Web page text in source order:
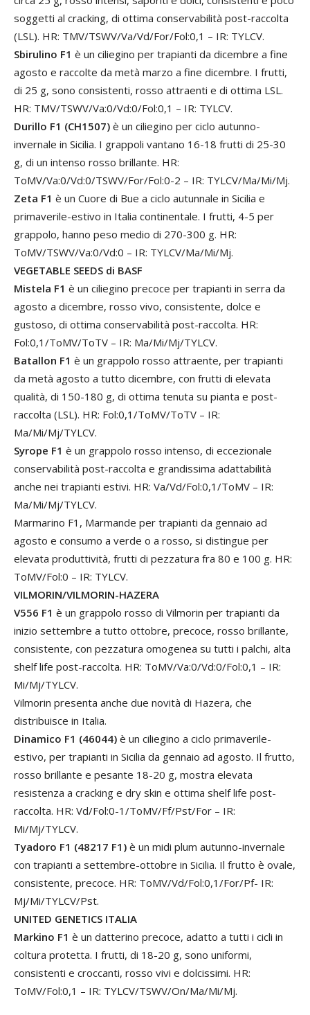
soggetti al cracking, di ottima conservabilità post-raccolta
(LSL). HR: TMV/TSWV/Va/Vd/For/Fol:0,1 – IR: TYLCV.
Sbirulino F1 è un ciliegino per trapianti da dicembre a fine
agosto e raccolte da metà marzo a fine dicembre. I frutti,
di 25 g, sono consistenti, rosso attraenti e di ottima LSL.
HR: TMV/TSWV/Va:0/Vd:0/Fol:0,1 – IR: TYLCV.
Durillo F1 (CH1507) è un ciliegino per ciclo autunno-
invernale in Sicilia. I grappoli vantano 16-18 frutti di 25-30
g, di un intenso rosso brillante. HR:
ToMV/Va:0/Vd:0/TSWV/For/Fol:0-2 – IR: TYLCV/Ma/Mi/Mj.
Zeta F1 è un Cuore di Bue a ciclo autunnale in Sicilia e
primaverile-estivo in Italia continentale. I frutti, 4-5 per
grappolo, hanno peso medio di 270-300 g. HR:
ToMV/TSWV/Va:0/Vd:0 – IR: TYLCV/Ma/Mi/Mj.
VEGETABLE SEEDS di BASF
Mistela F1 è un ciliegino precoce per trapianti in serra da
agosto a dicembre, rosso vivo, consistente, dolce e
gustoso, di ottima conservabilità post-raccolta. HR:
Fol:0,1/ToMV/ToTV – IR: Ma/Mi/Mj/TYLCV.
Batallon F1 è un grappolo rosso attraente, per trapianti
da metà agosto a tutto dicembre, con frutti di elevata
qualità, di 150-180 g, di ottima tenuta su pianta e post-
raccolta (LSL). HR: Fol:0,1/ToMV/ToTV – IR:
Ma/Mi/Mj/TYLCV.
Syrope F1 è un grappolo rosso intenso, di eccezionale
conservabilità post-raccolta e grandissima adattabilità
anche nei trapianti estivi. HR: Va/Vd/Fol:0,1/ToMV – IR:
Ma/Mi/Mj/TYLCV.
Marmarino F1, Marmande per trapianti da gennaio ad
agosto e consumo a verde o a rosso, si distingue per
elevata produttività, frutti di pezzatura fra 80 e 100 g. HR:
ToMV/Fol:0 – IR: TYLCV.
VILMORIN/VILMORIN-HAZERA
V556 F1 è un grappolo rosso di Vilmorin per trapianti da
inizio settembre a tutto ottobre, precoce, rosso brillante,
consistente, con pezzatura omogenea su tutti i palchi, alta
shelf life post-raccolta. HR: ToMV/Va:0/Vd:0/Fol:0,1 – IR:
Mi/Mj/TYLCV.
Vilmorin presenta anche due novità di Hazera, che
distribuisce in Italia.
Dinamico F1 (46044) è un ciliegino a ciclo primaverile-
estivo, per trapianti in Sicilia da gennaio ad agosto. Il frutto,
rosso brillante e pesante 18-20 g, mostra elevata
resistenza a cracking e dry skin e ottima shelf life post-
raccolta. HR: Vd/Fol:0-1/ToMV/Ff/Pst/For – IR:
Mi/Mj/TYLCV.
Tyadoro F1 (48217 F1) è un midi plum autunno-invernale
con trapianti a settembre-ottobre in Sicilia. Il frutto è ovale,
consistente, precoce. HR: ToMV/Vd/Fol:0,1/For/Pf- IR:
Mj/Mi/TYLCV/Pst.
UNITED GENETICS ITALIA
Markino F1 è un datterino precoce, adatto a tutti i cicli in
coltura protetta. I frutti, di 18-20 g, sono uniformi,
consistenti e croccanti, rosso vivi e dolcissimi. HR:
ToMV/Fol:0,1 – IR: TYLCV/TSWV/On/Ma/Mi/Mj.